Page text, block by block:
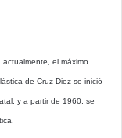
el máximo
de Cruz Diez se inició
y a partir de 1960, se